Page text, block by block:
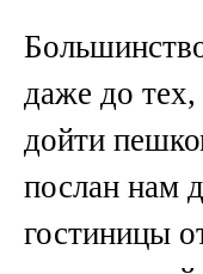
даже до
дойти
послан нам
гостиницы